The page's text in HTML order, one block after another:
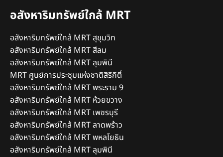
อสังหาริมทรัพย์ใกล้ MRT
อสังหาริมทรัพย์ใกล้ MRT สุขุมวิท
อสังหาริมทรัพย์ใกล้ MRT สีลม
อสังหาริมทรัพย์ใกล้ MRT ลุมพินี
MRT ศูนย์การประชุมแห่งชาติสิริกิติ์
อสังหาริมทรัพย์ใกล้ MRT พระราม 9
อสังหาริมทรัพย์ใกล้ MRT ห้วยขวาง
อสังหาริมทรัพย์ใกล้ MRT เพชรบุรี
อสังหาริมทรัพย์ใกล้ MRT ลาดพร้าว
อสังหาริมทรัพย์ใกล้ MRT พหลโยธิน
อสังหาริมทรัพย์ใกล้ MRT ลุมพินี